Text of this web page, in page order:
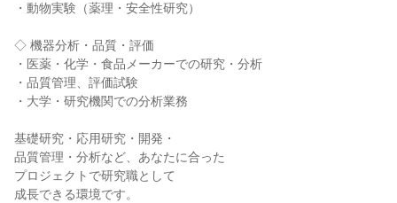
・動物実験（薬理・安全性研究）
◇ 機器分析・品質・評価
・医薬・化学・食品メーカーでの研究・分析
・品質管理、評価試験
・大学・研究機関での分析業務
基礎研究・応用研究・開発・
品質管理・分析など、あなたに合った
プロジェクトで研究職として
成長できる環境です。